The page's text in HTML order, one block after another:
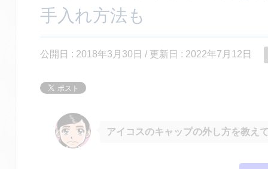
手入れ方法も
公開日 : 2018年3月30日 / 更新日 : 2022年7月12日
アイコスのキャップの外し方を教え